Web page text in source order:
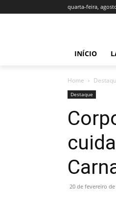
quarta-feira,
INÍCIO
Home
Destaque
20 de fevereiro de